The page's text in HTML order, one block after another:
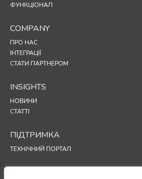
ФУНКЦІОНАЛ
COMPANY
ПРО НАС
ІНТЕГРАЦІЇ
СТАТИ ПАРТНЕРОМ
INSIGHTS
НОВИНИ
СТАТТІ
ПІДТРИМКА
ТЕХНІЧНИЙ ПОРТАЛ